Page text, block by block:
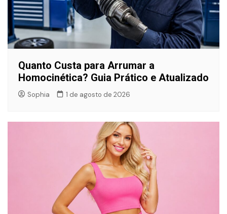
Quanto Custa para Arrumar a
Homocinética? Guia Prático e Atualizado
Sophia 1 de agosto de 2026